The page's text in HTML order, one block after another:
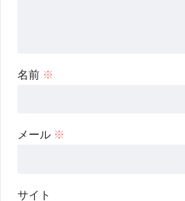
名前 ※
メール ※
サイト